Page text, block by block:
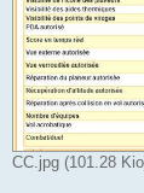
CC.jpg (101.28